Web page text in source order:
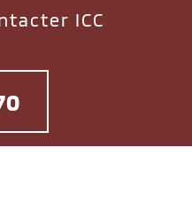
ICC